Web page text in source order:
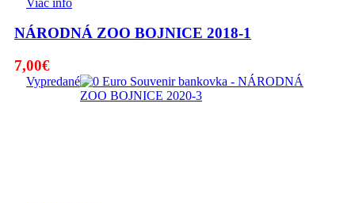
NÁRODNÁ ZOO BOJNICE 2018-1
7,00€
Vypredané